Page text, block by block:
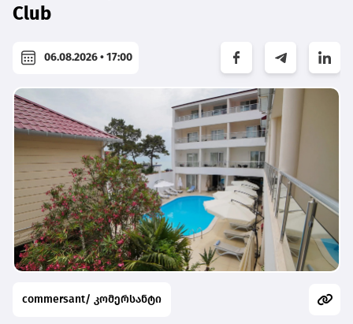
Club
06.08.2026 • 17:00
commersant/ კომერსანტი